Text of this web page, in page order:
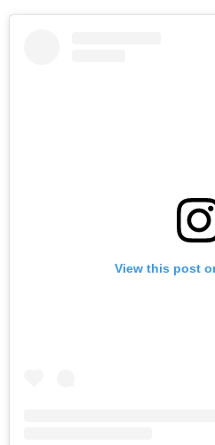
View this post